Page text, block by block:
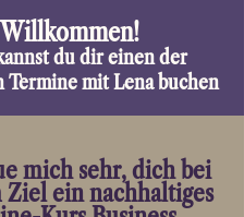
Willkommen!
du dir einen der
Termine mit Lena buchen
mich sehr, dich bei
ein nachhaltiges